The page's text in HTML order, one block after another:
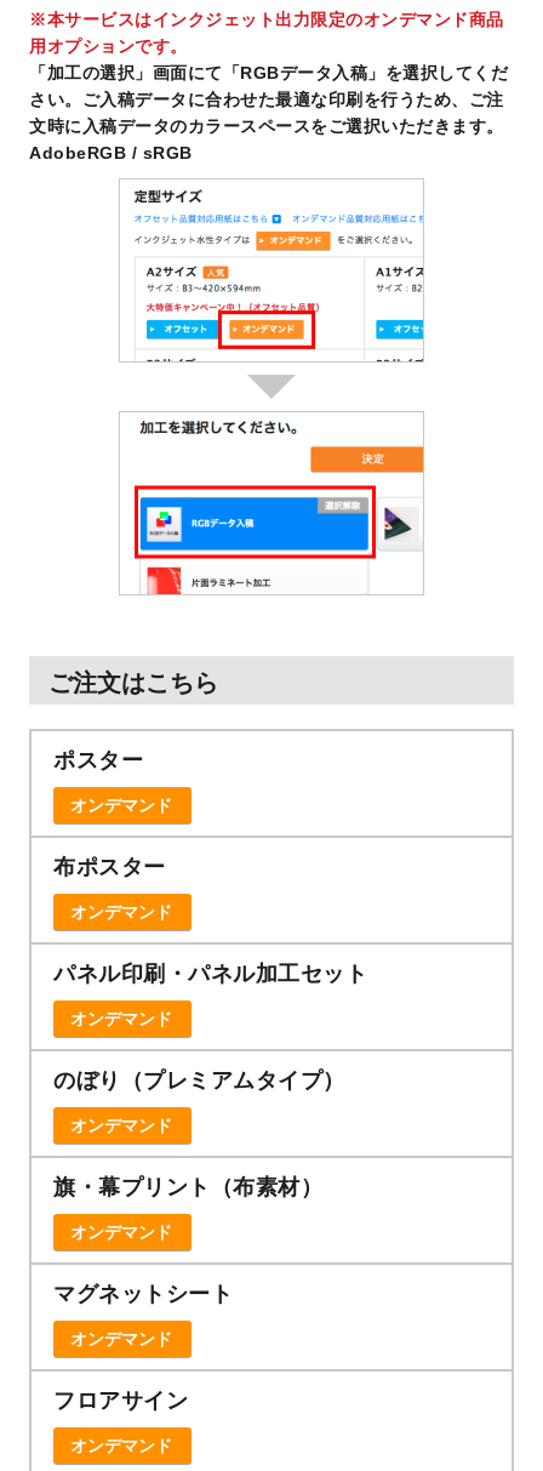
※本サービスはインクジェット出力限定のオンデマンド商品
用オプションです。
「加工の選択」画面にて「RGBデータ入稿」を選択してくだ
さい。 ご入稿データに合わせた最適な印刷を行うため、ご注
文時に入稿データのカラースペースをご選択いただきます。
AdobeRGB / sRGB
ご注文はこちら
ポスター
オンデマンド
布ポスター
オンデマンド
パネル印刷・パネル加工セット
オンデマンド
のぼり（プレミアムタイプ）
オンデマンド
旗・幕プリント（布素材）
オンデマンド
マグネットシート
オンデマンド
フロアサイン
オンデマンド